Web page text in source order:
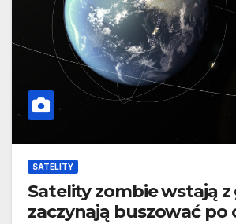
SATELITY
Satelity zombie wstają
zaczynają buszować po